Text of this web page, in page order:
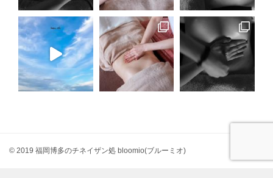
© 2019 福岡博多のチネイザン処 bloomio(ブルーミオ)